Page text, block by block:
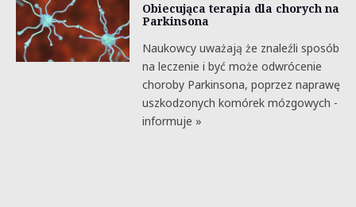
Obiecująca terapia dla chorych na
Parkinsona
Naukowcy uważają że znaleźli sposób
na leczenie i być może odwrócenie
choroby Parkinsona, poprzez naprawę
uszkodzonych komórek mózgowych -
informuje »